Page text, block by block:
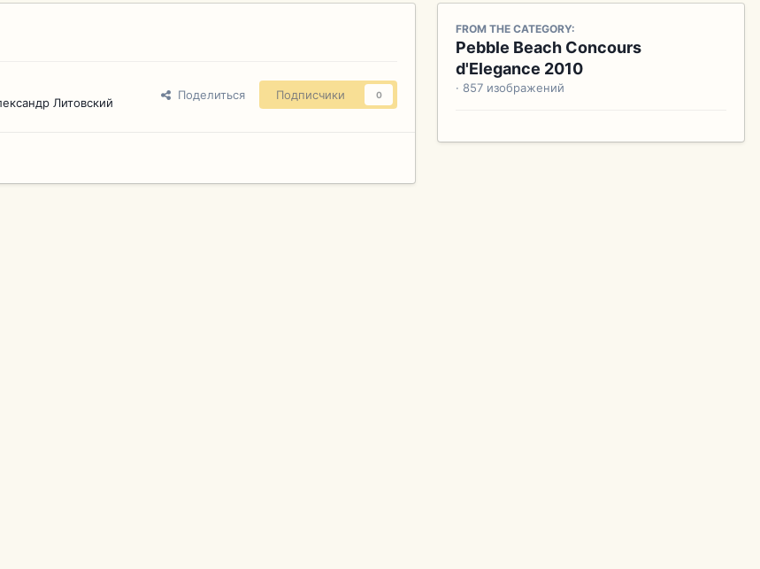
Литовский
Поделиться Подписчики 0
FROM THE CATEGORY:
Pebble Beach Concours
d'Elegance 2010
· 857 изображений